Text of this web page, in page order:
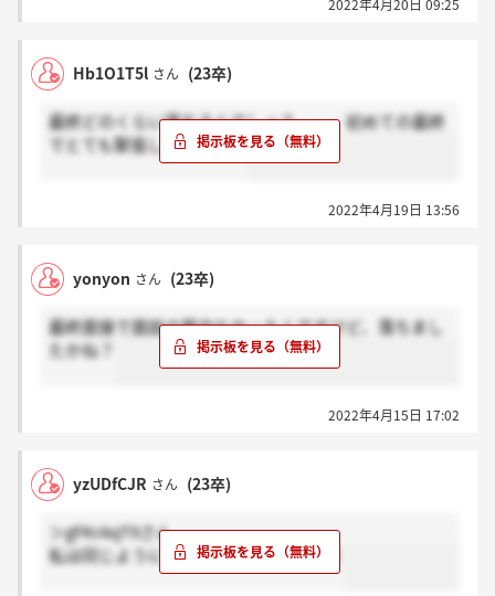
2022年4月20日 09:25
Hb1O1T5l さん (23卒)
最終どのくらい落ちるんでしょう、、、初めての最終
でとても緊張しています…
2022年4月19日 13:56
yonyon さん (23卒)
最終面接で面談の案内なかったんですけど、落ちまし
たかね？
2022年4月15日 17:02
yzUDfCJR さん (23卒)
＞gFKrAqT9さん
私は同じように言われて合格でしたよ！